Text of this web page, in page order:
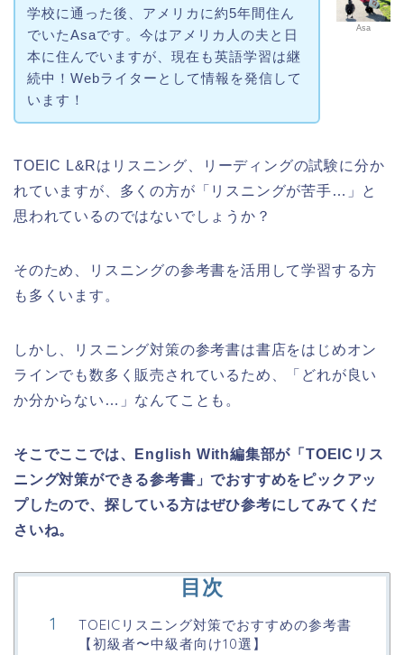
Asa
学校に通った後、アメリカに約5年間住ん
でいたAsaです。今はアメリカ人の夫と日
本に住んでいますが、現在も英語学習は継
続中！Webライターとして情報を発信して
います！
TOEIC L&Rはリスニング、リーディングの試験に分か
れていますが、多くの方が「リスニングが苦手…」と
思われているのではないでしょうか？
そのため、リスニングの参考書を活用して学習する方
も多くいます。
しかし、リスニング対策の参考書は書店をはじめオン
ラインでも数多く販売されているため、「どれが良い
か分からない…」なんてことも。
そこでここでは、English With編集部が「TOEICリス
ニング対策ができる参考書」でおすすめをピックアッ
プしたので、探している方はぜひ参考にしてみてくだ
さいね。
目次
TOEICリスニング対策でおすすめの参考書
【初級者〜中級者向け10選】